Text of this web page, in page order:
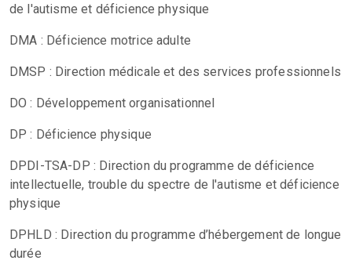
de l'autisme et déficience physique
DMA : Déficience motrice adulte
DMSP : Direction médicale et des services professionnels
DO : Développement organisationnel
DP : Déficience physique
DPDI-TSA-DP : Direction du programme de déficience
intellectuelle, trouble du spectre de l'autisme et déficience
physique
DPHLD : Direction du programme d’hébergement de longue
durée